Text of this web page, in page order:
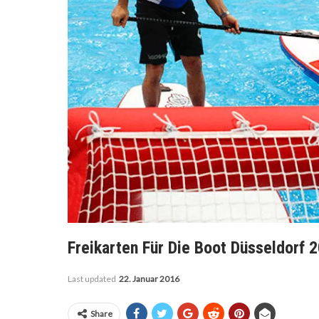
Freikarten Für Die Boot Düsseldorf
Last updated 22. Januar 2016
Share